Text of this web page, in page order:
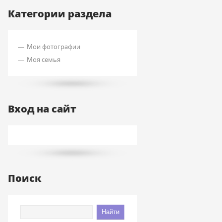
Категории раздела
Мои фотографии
Моя семья
Вход на сайт
Поиск